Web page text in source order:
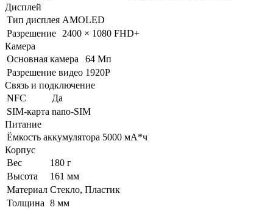
Дисплей
Тип дисплея AMOLED
Разрешение
2400 × 1080 FHD+
Камера
Основная камера
64 Мп
Разрешение видео 1920P
Связь и подключение
NFC
Да
SIM-карта nano-SIM
Питание
Ёмкость аккумулятора 5000 мА*ч
Корпус
Вес
180 г
Высота
161 мм
Материал Стекло, Пластик
Толщина 8 мм